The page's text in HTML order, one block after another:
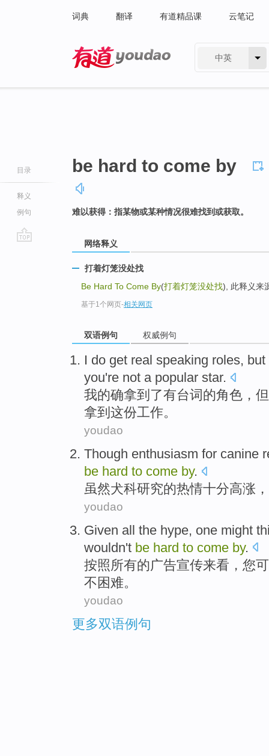
词典 翻译 有道精品课 云笔记
中英
目录
释义
例句
be hard to come by
难以获得：指某物或某种情况很难找到或获取。
网络释义
打着灯笼没处找
Be Hard To Come By(打着灯笼没处找), 此释义来
基于1个网页-相关网页
双语例句 权威例句
I do get real speaking roles,
you're not a popular star.
我的确拿到了有台词的角色，
拿到这份工作。
youdao
Though enthusiasm for canine
be hard to come by.
虽然犬科研究的热情十分高涨
youdao
Given all the hype, one might
wouldn't be hard to come by.
按照所有的广告宣传来看，您
不困难。
youdao
更多双语例句